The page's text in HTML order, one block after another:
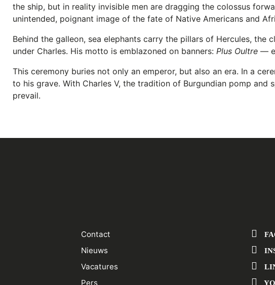
the ship, but in reality invisible men are dragging the colossus
unintended, poignant image of the fate of Native Americans and
Behind the galleon, sea elephants carry the pillars of Hercules,
under Charles. His motto is emblazoned on banners: Plus Oultre —
This ceremony buries not only an emperor, but also an era. In a
to his grave. With Charles V, the tradition of Burgundian pomp and
prevail.
Contact
Nieuws
Vacatures
Pers